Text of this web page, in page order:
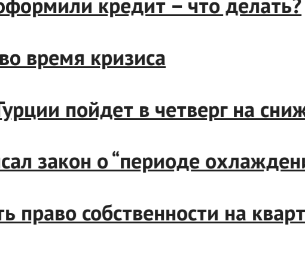
во время кризиса
пойдет в четверг на
закон о “периоде
право собственности на